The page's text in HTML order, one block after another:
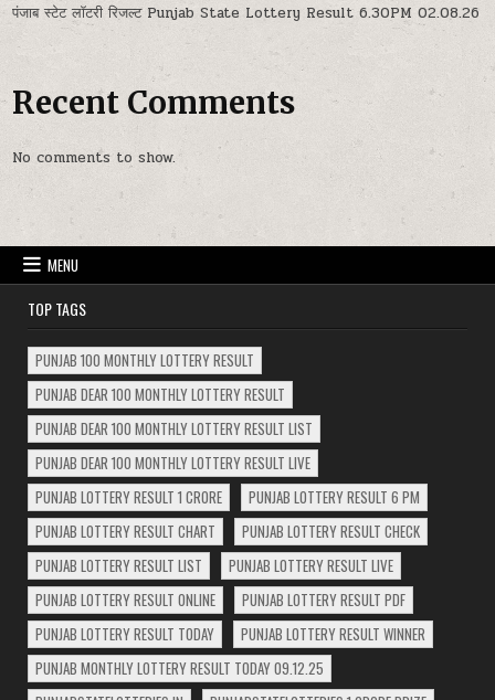
पंजाब स्टेट लॉटरी रिजल्ट Punjab State Lottery Result 6.30PM 02.08.26
Recent Comments
No comments to show.
MENU
TOP TAGS
PUNJAB 100 MONTHLY LOTTERY RESULT
PUNJAB DEAR 100 MONTHLY LOTTERY RESULT
PUNJAB DEAR 100 MONTHLY LOTTERY RESULT LIST
PUNJAB DEAR 100 MONTHLY LOTTERY RESULT LIVE
PUNJAB LOTTERY RESULT 1 CRORE
PUNJAB LOTTERY RESULT 6 PM
PUNJAB LOTTERY RESULT CHART
PUNJAB LOTTERY RESULT CHECK
PUNJAB LOTTERY RESULT LIST
PUNJAB LOTTERY RESULT LIVE
PUNJAB LOTTERY RESULT ONLINE
PUNJAB LOTTERY RESULT PDF
PUNJAB LOTTERY RESULT TODAY
PUNJAB LOTTERY RESULT WINNER
PUNJAB MONTHLY LOTTERY RESULT TODAY 09.12.25